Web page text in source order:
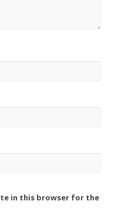
in this browser for the